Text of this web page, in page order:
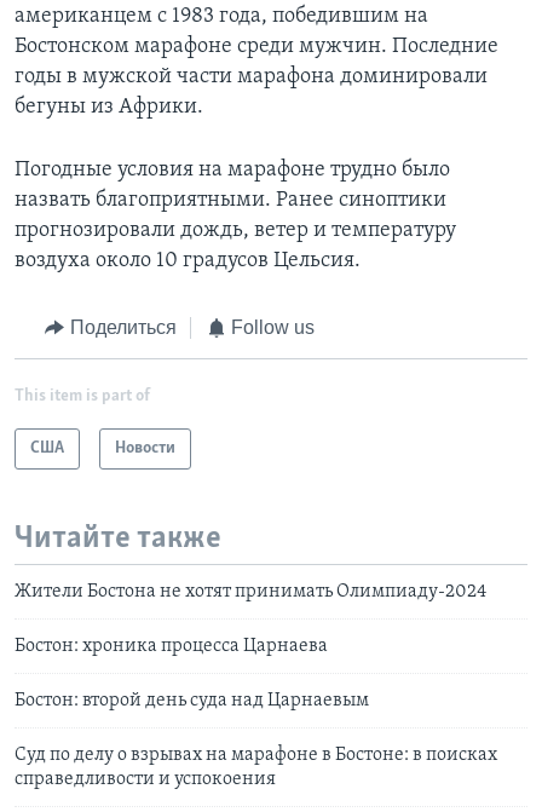
американцем с 1983 года, победившим на
Бостонском марафоне среди мужчин. Последние
годы в мужской части марафона доминировали
бегуны из Африки.
Погодные условия на марафоне трудно было
назвать благоприятными. Ранее синоптики
прогнозировали дождь, ветер и температуру
воздуха около 10 градусов Цельсия.
Поделиться Follow us
This item is part of
США Новости
Читайте также
Жители Бостона не хотят принимать Олимпиаду-2024
Бостон: хроника процесса Царнаева
Бостон: второй день суда над Царнаевым
Суд по делу о взрывах на марафоне в Бостоне: в поисках
справедливости и успокоения